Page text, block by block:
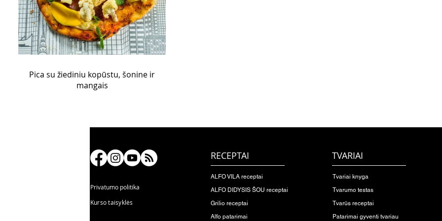
Pica su žiediniu kopūstu, šonine ir
mangais
Privatumo politika
Kurso taisyklės
RECEPTAI
ALFO VILA receptai
ALFO DIDYSIS ŠOU receptai
Grilio receptai
Alfo patarimai
TVARIAI
Tvariai knyga
Tvarumo testas
Tvarūs receptai
Patarimai gyventi tvariau